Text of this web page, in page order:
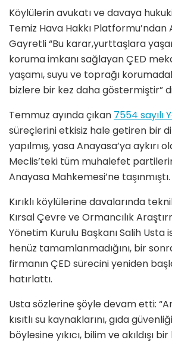
Köylülerin avukatı ve davaya
Temiz Hava Hakkı Platformu’ndan
Gayretli “Bu karar,yurttaşlara
koruma imkanı sağlayan ÇED
yaşamı, suyu ve toprağı
bizlere bir kez daha göstermiştir”
Temmuz ayında çıkan 7554 sayılı
süreçlerini etkisiz hale getiren bir
yapılmış, yasa Anayasa’ya aykırı
Meclis’teki tüm muhalefet
Anayasa Mahkemesi’ne taşınmıştı.
Kırıklı köylülerine davalarında
Kırsal Çevre ve Ormancılık
Yönetim Kurulu Başkanı Salih
henüz tamamlanmadığını, bir
firmanın ÇED sürecini yeniden
hatırlattı.
Usta sözlerine şöyle devam etti:
kısıtlı su kaynaklarını, gıda
böylesine yıkıcı, bilim ve akıldışı